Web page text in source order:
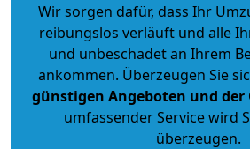
Wir sorgen dafür, dass Ihr
reibungslos verläuft und alle
und unbeschadet an Ihrem
ankommen. Überzeugen Sie
günstigen Angeboten und
umfassender Service wird
überzeugen.